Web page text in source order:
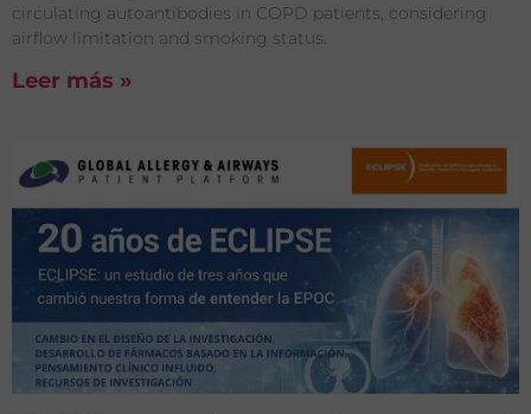
circulating autoantibodies in COPD patients, considering
airflow limitation and smoking status.
Leer más »